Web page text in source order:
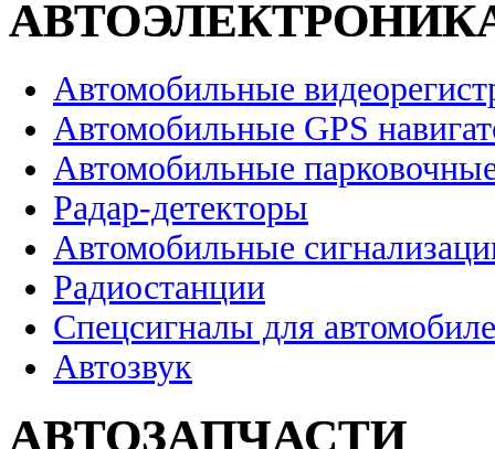
Автомобильные
Автомобильные GPS
Автомобильные
Радар-детекторы
Автомобильные
Радиостанции
Спецсигналы для
Автозвук
АВТОЗАПЧАСТИ